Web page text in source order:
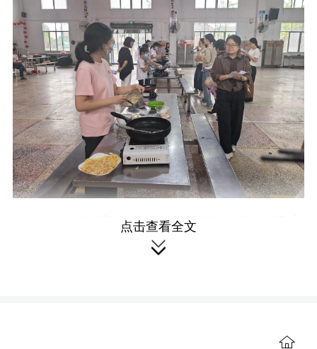
本次比赛贴合学生日常，分年级定
制趣味项目，好玩又实用！低年级赛场
点击查看全文
